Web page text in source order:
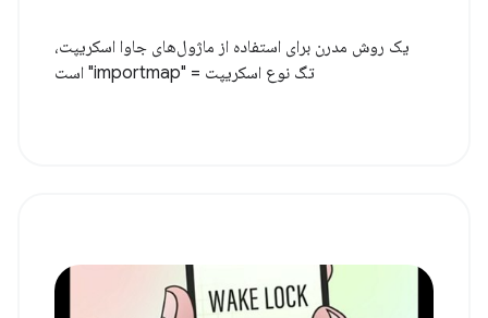
یک روش مدرن برای استفاده از ماژول‌های جاوا اسکریپت،
تگ نوع اسکریپت = "importmap" است